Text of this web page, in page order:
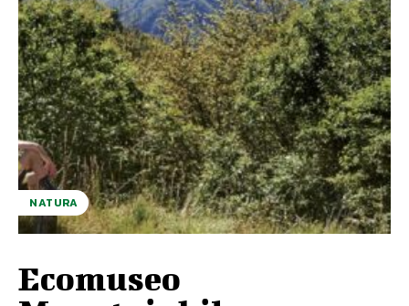
NATURA
Ecomuseo